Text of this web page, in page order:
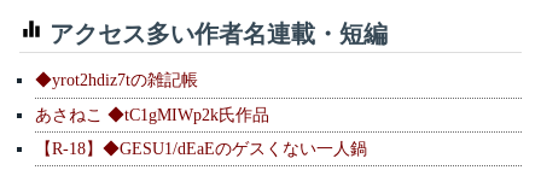
アクセス多い作者名連載・短編
◆yrot2hdiz7tの雑記帳
あさねこ ◆tC1gMIWp2k氏作品
【R-18】◆GESU1/dEaEのゲスくない一人鍋